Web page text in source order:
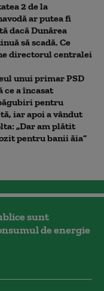
2 de la
ar putea fi
dacă Dunărea
să scadă. Ce
directorul centralei
unui primar PSD
ce a încasat
pentru
iar apoi a vândut
„Dar am plătit
pentru banii ăia”
sunt
de energie